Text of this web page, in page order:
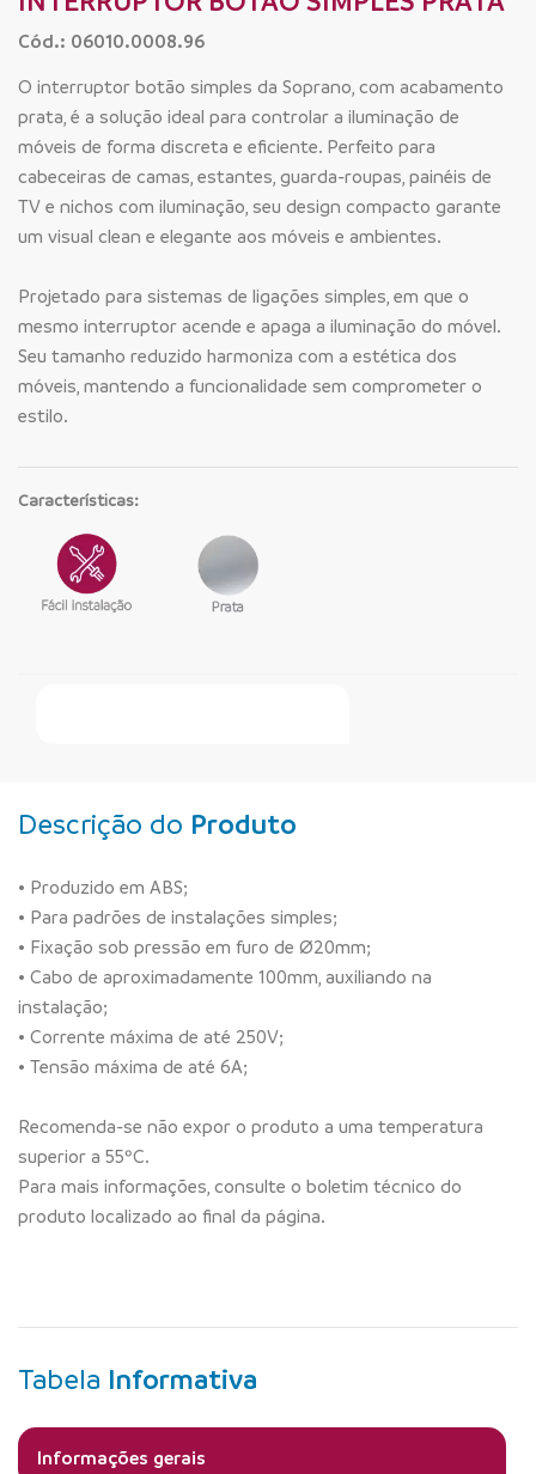
Cód.: 06010.0008.96
O interruptor botão simples da Soprano, com acabamento
prata, é a solução ideal para controlar a iluminação de
móveis de forma discreta e eficiente. Perfeito para
cabeceiras de camas, estantes, guarda-roupas, painéis de
TV e nichos com iluminação, seu design compacto garante
um visual clean e elegante aos móveis e ambientes.
Projetado para sistemas de ligações simples, em que o
mesmo interruptor acende e apaga a iluminação do móvel.
Seu tamanho reduzido harmoniza com a estética dos
móveis, mantendo a funcionalidade sem comprometer o
estilo.
Características:
Descrição do Produto
• Produzido em ABS;
• Para padrões de instalações simples;
• Fixação sob pressão em furo de Ø20mm;
• Cabo de aproximadamente 100mm, auxiliando na
instalação;
• Corrente máxima de até 250V;
• Tensão máxima de até 6A;
Recomenda-se não expor o produto a uma temperatura
superior a 55ºC.
Para mais informações, consulte o boletim técnico do
produto localizado ao final da página.
Tabela Informativa
Informações gerais